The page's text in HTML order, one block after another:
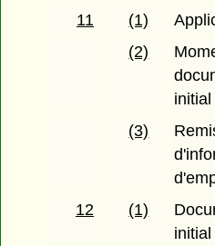
11
(1)
(2)
initial
(3)
12
(1)